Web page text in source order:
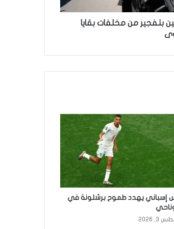
استشهاد وإصابة 7 مقاتلين بتفجير من مخلفات بقايا
إسباني يهدد طموح برشلونة في
3, 2026